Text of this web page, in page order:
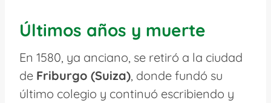
Últimos años y muerte
En 1580, ya anciano, se retiró a la ciudad
de Friburgo (Suiza), donde fundó su
último colegio y continuó escribiendo y